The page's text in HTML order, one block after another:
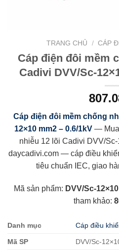
TRANG CHỦ / CÁP
Cáp điện đôi mềm
Cadivi DVV/Sc-
Cáp điện đôi mềm chống
12×10 mm2 – 0.6/1kV — Mua
nhiễu 12 lõi Cadivi DVV/
daycadivi.com — cáp điều
tiêu chuẩn IEC, giao
Mã sản phẩm: DVV/Sc-
tham khảo:
Danh mục Cáp điều
Mã SP DVV/Sc-